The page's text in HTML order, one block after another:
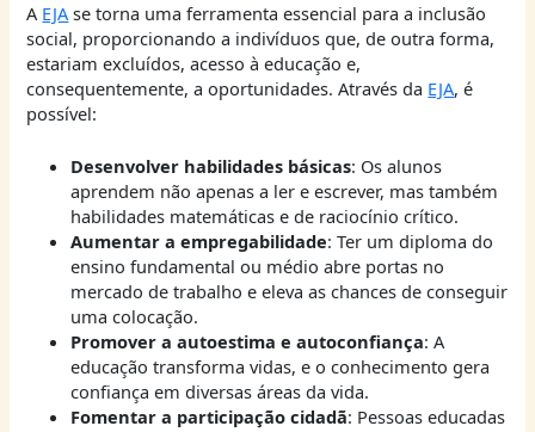
A EJAse torna uma ferramenta essencial para a inclusão
social, proporcionando a indivíduos que, de outra forma,
estariam excluídos, acesso à educação e,
consequentemente, a oportunidades. Através da EJA, é
possível:
Desenvolver habilidades básicas: Os alunos
aprendem não apenas a ler e escrever, mas também
habilidades matemáticas e de raciocínio crítico.
Aumentar a empregabilidade: Ter um diploma do
ensino fundamental ou médio abre portas no
mercado de trabalho e eleva as chances de conseguir
uma colocação.
Promover a autoestima e autoconfiança: A
educação transforma vidas, e o conhecimento gera
confiança em diversas áreas da vida.
Fomentar a participação cidadã: Pessoas educadas